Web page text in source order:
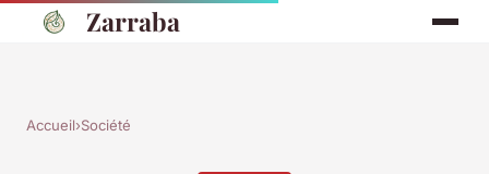
Zarraba
Accueil›Société